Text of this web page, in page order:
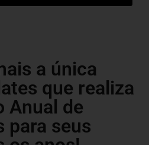
a única
que realiza
Anual de
para seus